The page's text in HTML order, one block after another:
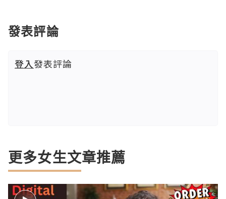
發表評論
登入發表評論
更多女生文章推薦